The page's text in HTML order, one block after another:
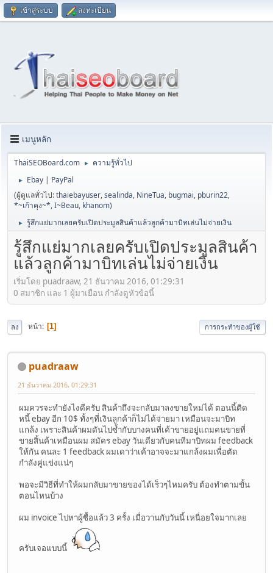
เข้าสู่ระบบ ลงทะเบียน
เมนูหลัก
ThaiSEOBoard.com ► ความรู้ทั่วไป
►
Ebay | PayPal
(ผู้ดูแลทั่วไป:thaiebayuser,sealinda, NineTua, bugmai, pburin22,
*~เก้าคุง~*,I~Beau, khanom)
► รู้สึกแย่มากเลยครับเปิดประมูลสินค้าแล้วลูกค้ามาบิทเล่นไม่จ่ายเงิน
รู้สึกแย่มากเลยครับเปิดประมูลสินค้า
แล้วลูกค้ามาบิทเล่นไม่จ่ายเงิน
เริ่มโดย puadraaw, 21 ธันวาคม 2016, 01:29:31
0 สมาชิก และ 1 ผู้มาเยือน กำลังดูหัวข้อนี้
ลง หน้า 1 การกระทำของผู้ใช้
puadraaw
21 ธันวาคม 2016, 01:29:31
ผมควรจะทำยังไงดีครับ สินค้าถึงจะกลับมาลงขายใหม่ได้ ตอนนี้ติด
หนี้ ebay อีก 10$ ทั้งๆที่เงินลูกค้าก็ไม่ได้จ่ายมา เหมือนจะมาบิท
แกล้ง เพราะสินค้าผมดันไปซ้ำกับบางคนที่เค้าขายอยู่แถมคนขายที่
ขายสิ้นค้าเหมือนผม สมัคร ebay วันเดียวกับคนทีมาบิทผม feedback
ให้กัน คนละ 1 feedback ผมเดาว่าเค้าอาจจะมาแกล้งผมเพื่อตัด
กำลังคู่แข่งแน่ๆ
พอจะมีวิธีที่ทำให้ผมกลับมาขายของได้เร็วๆไหมครับ ต้องทำตามขั้น
ตอนไหนบ้าง
ผม invoice ไปหาผู้ซื้อแล้ว 3 ครั้ง เมื่อวานกับวันนี้ เหนื่อยใจมากเลย
ครับเจอแบบนี้